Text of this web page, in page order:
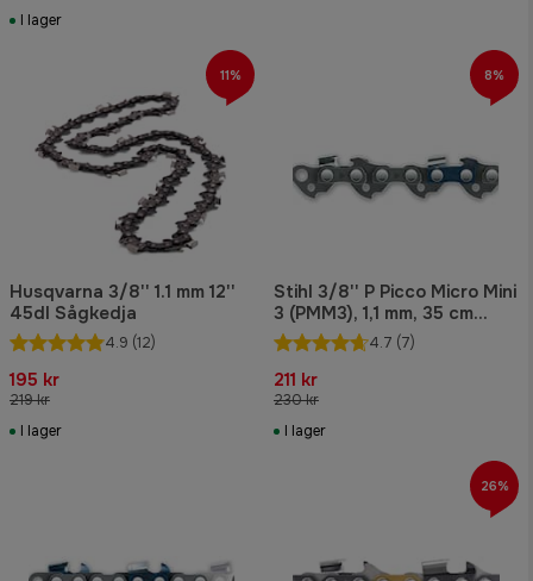
I lager
Husqvarna 3/8'' 1.1 mm 12''
45dl Sågkedja
4.9 (12)
195 kr
219 kr
I lager
11%
Stihl 3/8'' P Picco Micro Mini
3 (PMM3), 1,1 mm, 35 cm
Kedja
4.7 (7)
211 kr
230 kr
I lager
8%
26%